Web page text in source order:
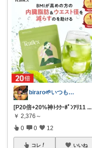
biraro🌱いつもありがとう♡
[P20倍+20%神ﾄｸｸｰﾎﾟﾝｱﾘ11 ...
￥ 2,376～
0 0 12
コレ いいね